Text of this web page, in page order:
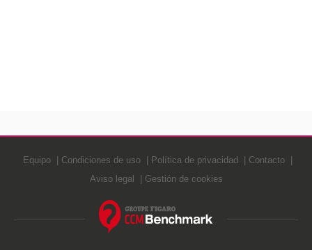
Equipo Condiciones de uso Política de privacidad
Contacto
Aviso legal
Gestión de cookies